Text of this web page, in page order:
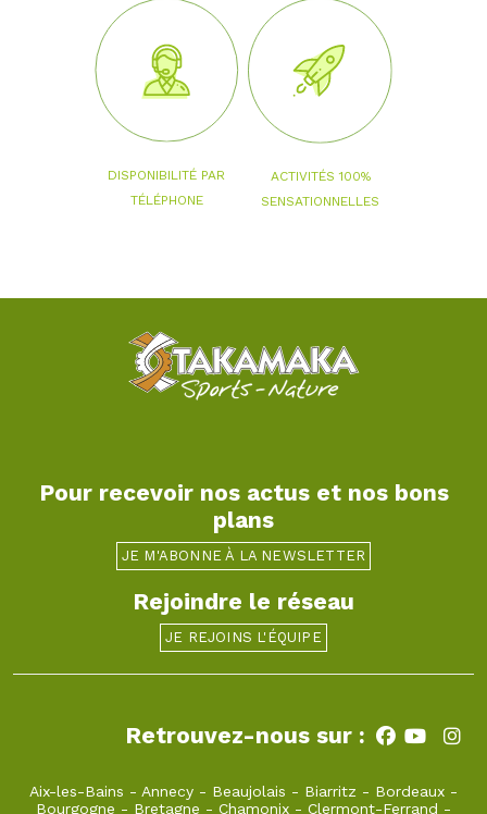
DISPONIBILITÉ PAR
TÉLÉPHONE
ACTIVITÉS 100%
SENSATIONNELLES
Pour recevoir nos actus et nos bons
plans
JE M'ABONNE À LA NEWSLETTER
Rejoindre le réseau
JE REJOINS L'ÉQUIPE
Retrouvez-nous sur :
Aix-les-Bains - Annecy - Beaujolais - Biarritz - Bordeaux -
Bourgogne - Bretagne - Chamonix - Clermont-Ferrand -